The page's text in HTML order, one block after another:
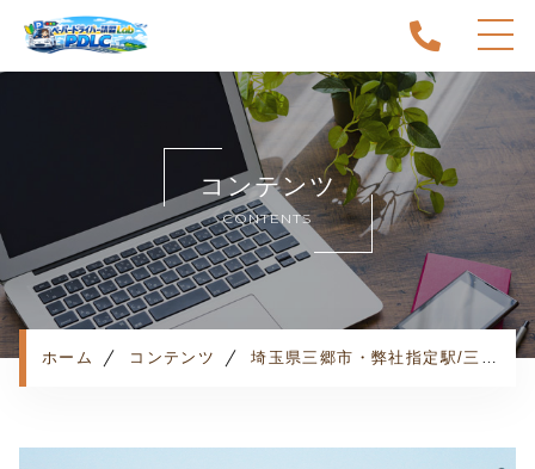
ホーム
当スクールについて
キャンペーン
料金表・コース
出張エリア
予約状況
コンテンツ
CONTENTS
ホーム コンテンツ 埼玉県三郷市・弊社指定駅/三郷中央駅・お客様の声